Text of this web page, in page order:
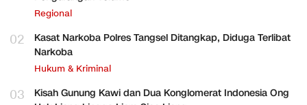
Regional
02
Kasat Narkoba Polres Tangsel Ditangkap, Diduga Terlibat
Narkoba
Hukum & Kriminal
03
Kisah Gunung Kawi dan Dua Konglomerat Indonesia Ong